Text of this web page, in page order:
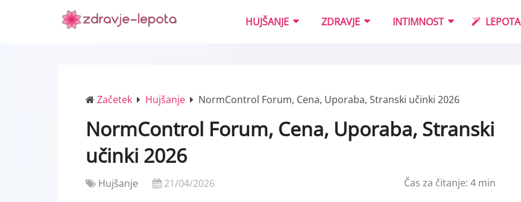
HUJŠANJE ZDRAVJE INTIMNOST LEPOTA
Začetek Hujšanje NormControl Forum, Cena, Uporaba, Stranski učinki 2026
NormControl Forum, Cena, Uporaba, Stranski
učinki 2026
Hujšanje 21/04/2026 Čas za čitanje: 4 min